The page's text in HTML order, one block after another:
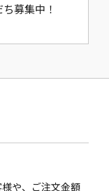
募集中！
や、ご注文金額